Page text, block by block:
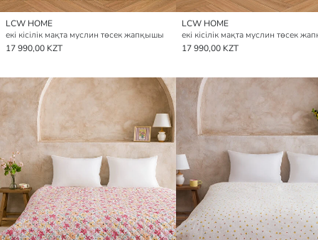
LCW HOME
екі кісілік мақта муслин төсек жапқышы
17 990,00 KZT
LCW HOME
екі кісілік мақта муслин төсек
17 990,00 KZT